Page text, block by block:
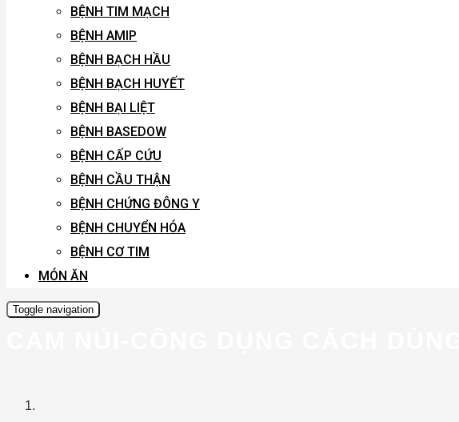
BỆNH TIM MẠCH
BỆNH AMIP
BỆNH BẠCH HẦU
BỆNH BẠCH HUYẾT
BỆNH BẠI LIỆT
BỆNH BASEDOW
BỆNH CẤP CỨU
BỆNH CẦU THẬN
BỆNH CHỨNG ĐÔNG Y
BỆNH CHUYỂN HÓA
BỆNH CƠ TIM
MÓN ĂN
Toggle navigation